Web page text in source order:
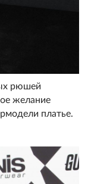
рюшей
желание
платье.